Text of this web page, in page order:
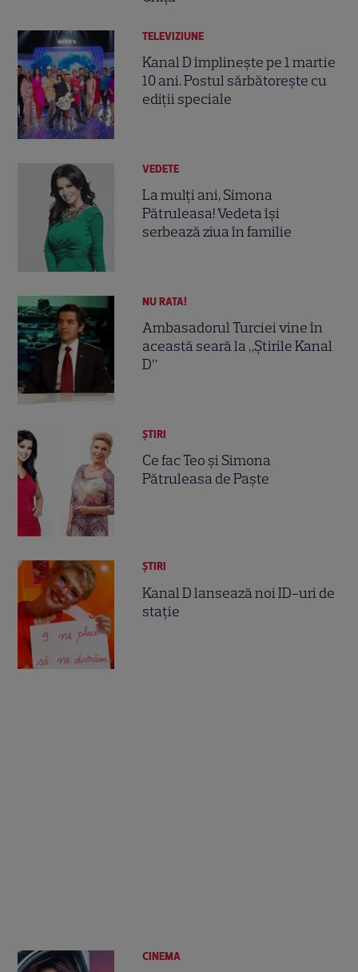
TELEVIZIUNE
Kanal D împlineşte pe 1 martie
10 ani. Postul sărbătoreşte cu
ediţii speciale
VEDETE
La mulţi ani, Simona
Pătruleasa! Vedeta îşi
serbează ziua în familie
NU RATA!
Ambasadorul Turciei vine în
această seară la „Știrile Kanal
D”
ȘTIRI
Ce fac Teo şi Simona
Pătruleasa de Paşte
ȘTIRI
Kanal D lansează noi ID-uri de
stație
CINEMA